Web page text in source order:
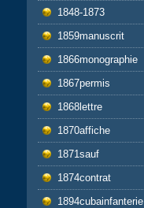
1848-1873
1859manuscrit
1866monographie
1867permis
1868lettre
1870affiche
1871sauf
1874contrat
1894cubainfanterie